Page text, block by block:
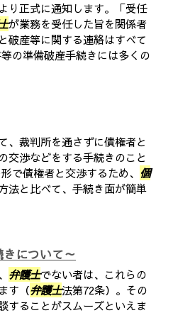
り正式に通知します。「受任
が業務を受任した旨を関係者
破産等に関する連絡はすべて
の準備破産手続きには多くの
、裁判所を通さずに債権者と
交渉などをする手続きのこと
で債権者と交渉するため、 個
法と比べて、手続き面が簡単
について～
弁護士でない者は、これらの
す（弁護士法第72条）。その
することがスムーズといえま